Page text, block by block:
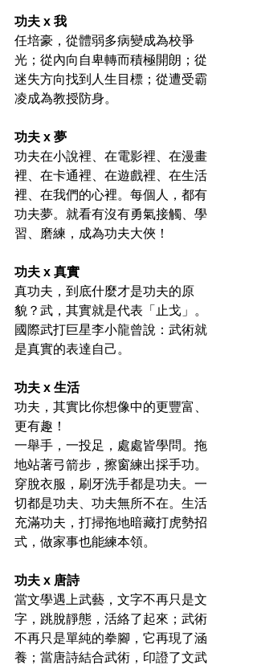
功夫 x 我
任培豪，從體弱多病變成為校爭
光；從內向自卑轉而積極開朗；從
迷失方向找到人生目標；從遭受霸
凌成為教授防身。
功夫 x 夢
功夫在小說裡、在電影裡、在漫畫
裡、在卡通裡、在遊戲裡、在生活
裡、在我們的心裡。每個人，都有
功夫夢。就看有沒有勇氣接觸、學
習、磨練，成為功夫大俠！
功夫 x 真實
真功夫，到底什麼才是功夫的原
貌？武，其實就是代表「止戈」。
國際武打巨星李小龍曾說：武術就
是真實的表達自己。
功夫 x 生活
功夫，其實比你想像中的更豐富、
更有趣！
一舉手，一投足，處處皆學問。拖
地站著弓箭步，擦窗練出採手功。
穿脫衣服，刷牙洗手都是功夫。一
切都是功夫、功夫無所不在。生活
充滿功夫，打掃拖地暗藏打虎勢招
式，做家事也能練本領。
功夫 x 唐詩
當文學遇上武藝，文字不再只是文
字，跳脫靜態，活絡了起來；武術
不再只是單純的拳腳，它再現了涵
養；當唐詩結合武術，印證了文武